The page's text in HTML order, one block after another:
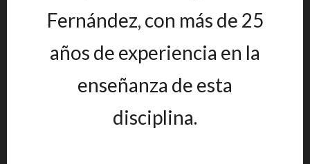
Fernández, con más de 25
años de experiencia en la
enseñanza de esta
disciplina.